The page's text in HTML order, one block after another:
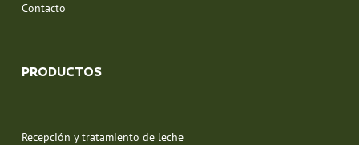
Contacto
PRODUCTOS
Recepción y tratamiento de leche